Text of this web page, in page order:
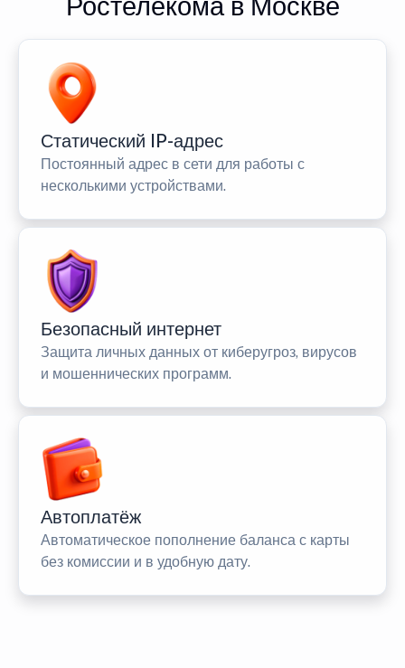
Ростелекома в Москве
Статический IP-адрес
Постоянный адрес в сети для работы с
несколькими устройствами.
Безопасный интернет
Защита личных данных от киберугроз, вирусов
и мошеннических программ.
Автоплатёж
Автоматическое пополнение баланса с карты
без комиссии и в удобную дату.